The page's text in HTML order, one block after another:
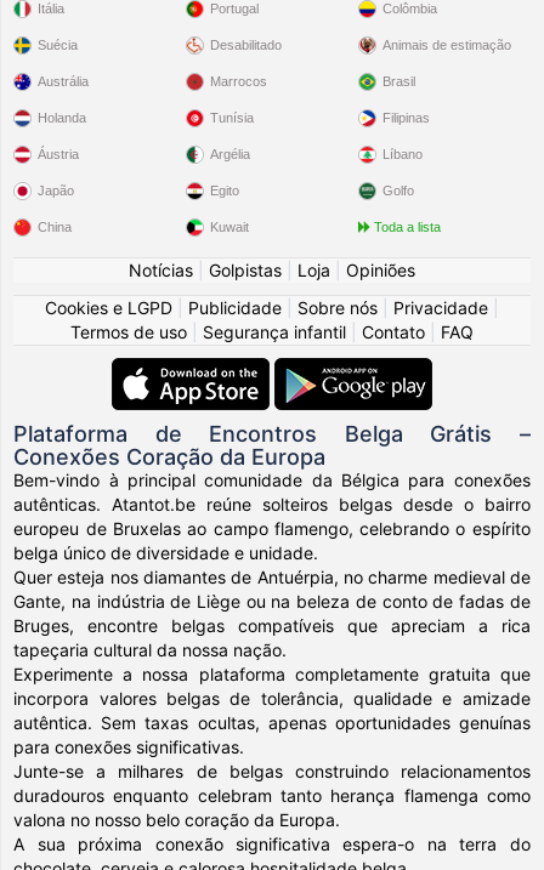
Itália
Suécia
Portugal
Desabilitado
Colômbia
Animais de estimação
Austrália
Holanda
Áustria
Japão
China
Marrocos
Tunísia
Argélia
Egito
Kuwait
Brasil
Filipinas
Líbano
Golfo
Toda a lista
Notícias Golpistas Loja
Opiniões
Cookies e LGPD
Publicidade Sobre nós Privacidade
Termos de uso
Segurança infantil Contato FAQ
Plataforma de Encontros Belga Grátis –
Conexões Coração da Europa
Bem-vindo à principal comunidade da Bélgica para conexões
autênticas. Atantot.be reúne solteiros belgas desde o bairro
europeu de Bruxelas ao campo flamengo, celebrando o espírito
belga único de diversidade e unidade.
Quer esteja nos diamantes de Antuérpia, no charme medieval de
Gante, na indústria de Liège ou na beleza de conto de fadas de
Bruges, encontre belgas compatíveis que apreciam a rica
tapeçaria cultural da nossa nação.
Experimente a nossa plataforma completamente gratuita que
incorpora valores belgas de tolerância, qualidade e amizade
autêntica. Sem taxas ocultas, apenas oportunidades genuínas
para conexões significativas.
Junte-se a milhares de belgas construindo relacionamentos
duradouros enquanto celebram tanto herança flamenga como
valona no nosso belo coração da Europa.
A sua próxima conexão significativa espera-o na terra do